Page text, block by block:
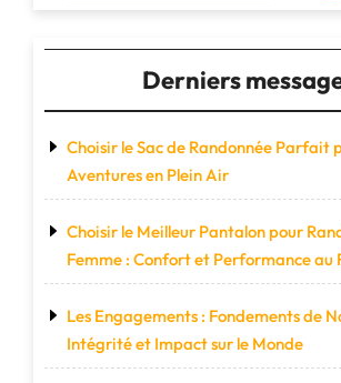
Idéal
pour
Derniers
Choisir le Sac de Randonnée Parfait
Aventures en Plein Air
Choisir le Meilleur Pantalon pour
Femme : Confort et Performance au
Les Engagements : Fondements de
Intégrité et Impact sur le Monde